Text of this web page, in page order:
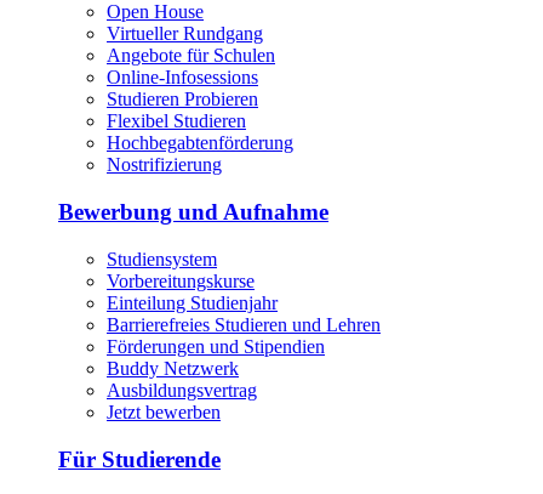
Open House
Virtueller Rundgang
Angebote für Schulen
Online-Infosessions
Studieren Probieren
Flexibel Studieren
Hochbegabtenförderung
Nostrifizierung
Bewerbung und Aufnahme
Studiensystem
Vorbereitungskurse
Einteilung Studienjahr
Barrierefreies Studieren und Lehren
Förderungen und Stipendien
Buddy Netzwerk
Ausbildungsvertrag
Jetzt bewerben
Für Studierende